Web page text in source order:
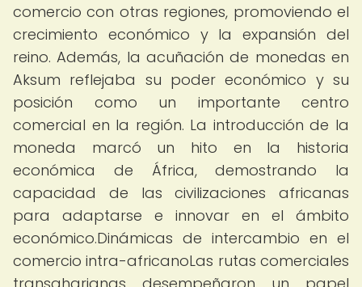
comercio con otras regiones, promoviendo el
crecimiento económico y la expansión del
reino. Además, la acuñación de monedas en
Aksum reflejaba su poder económico y su
posición como un importante centro
comercial en la región. La introducción de la
moneda marcó un hito en la historia
económica de África, demostrando la
capacidad de las civilizaciones africanas
para adaptarse e innovar en el ámbito
económico.Dinámicas de intercambio en el
comercio intra-africanoLas rutas comerciales